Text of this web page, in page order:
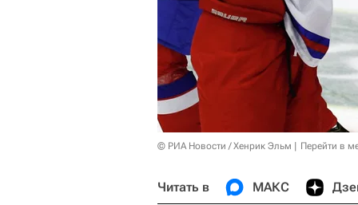
© РИА Новости / Хенрик Эльм Перейти в
Читать в МАКС